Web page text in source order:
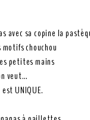
avec sa copine la
chouchou
petites mains
veut…
UNIQUE.